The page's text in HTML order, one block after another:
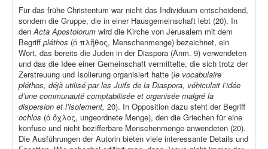
Für das frühe Christentum war nicht das Individuum entscheidend,
sondern die Gruppe, die in einer Hausgemeinschaft lebt (20). In
denActa Apostolorum wird die Kirche von Jerusalem mit dem
Begriff pléthos (ὁ πλῆθος, Menschenmenge) bezeichnet, ein
Wort, das bereits die Juden in der Diaspora (Anm. 9) verwendeten
und das die Idee einer Gemeinschaft vermittelte, die sich trotz der
Zerstreuung und Isolierung organisiert hatte (le vocabulaire
pléthos, déjà utilisé par les Juifs de la Diaspora, véhiculait l’idée
d’une communauté comptabilisée et organisée malgré la
dispersion et l’isolement, 20). In Opposition dazu steht der Begriff
ochlos (ὁ ὄχλος, ungeordnete Menge), den die Griechen für eine
konfuse und nicht bezifferbare Menschenmenge anwendeten (20).
Die Ausführungen der Autorin bieten viele interessante Details und